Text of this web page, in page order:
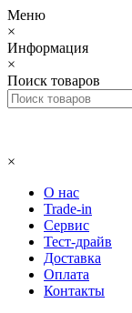
Меню
×
Информация
×
Поиск товаров
×
О нас
Trade-in
Сервис
Тест-драйв
Доставка
Оплата
Контакты